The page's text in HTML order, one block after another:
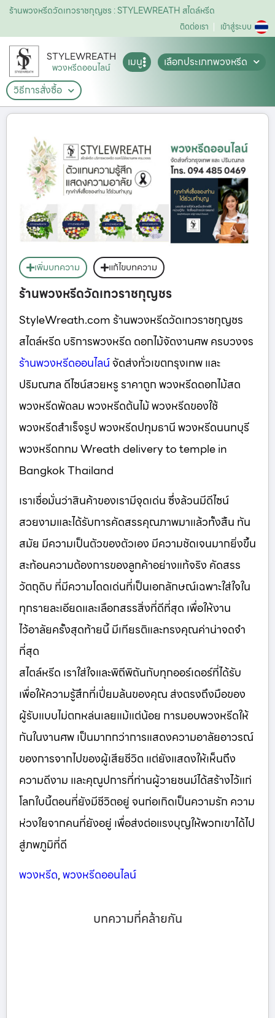
ร้านพวงหรีดวัดเทวราชกุญชร : STYLEWREATH สไตล์หรีด
ติดต่อเรา เข้าสู่ระบบ
STYLEWREATH
พวงหรีดออนไลน์ เมนู
เลือกประเภทพวงหรีด
วิธีการสั่งซื้อ
เพิ่มบทความ แก้ไขบทความ
ร้านพวงหรีดวัดเทวราชกุญชร
StyleWreath.com ร้านพวงหรีดวัดเทวราชกุญชร
สไตล์หรีด บริการพวงหรีด ดอกไม้จัดงานศพ ครบวงจร
ร้านพวงหรีดออนไลน์จัดส่งทั่วเขตกรุงเทพ และ
ปริมณฑล ดีไซน์สวยหรู ราคาถูก พวงหรีดดอกไม้สด
พวงหรีดพัดลม พวงหรีดต้นไม้ พวงหรีดของใช้
พวงหรีดสำเร็จรูป พวงหรีดปทุมธานี พวงหรีดนนทบุรี
พวงหรีดกทม Wreath delivery to temple in
Bangkok Thailand
เราเชื่อมั่นว่าสินค้าของเรามีจุดเด่น ซึ่งล้วนมีดีไซน์
สวยงามและได้รับการคัดสรรคุณภาพมาแล้วทั้งสิ้น ทัน
สมัย มีความเป็นตัวของตัวเอง มีความชัดเจนมากยิ่งขึ้น
สะท้อนความต้องการของลูกค้าอย่างแท้จริง คัดสรร
วัตถุดิบ ที่มีความโดดเด่นที่เป็นเอกลักษณ์เฉพาะใส่ใจใน
ทุกรายละเอียดและเลือกสรรสิ่งที่ดีที่สุด เพื่อให้งาน
ไว้อาลัยครั้งสุดท้ายนี้ มีเกียรติและทรงคุณค่าน่าจดจำ
ที่สุด
สไตล์หรีด เราใส่ใจและพิถีพิถันกับทุกออร์เดอร์ที่ได้รับ
เพื่อให้ความรู้สึกที่เปี่ยมล้นของคุณ ส่งตรงถึงมือของ
ผู้รับแบบไม่ตกหล่นเลยแม้แต่น้อย การมอบพวงหรีดให้
กันในงานศพ เป็นมากกว่าการแสดงความอาลัยอาวรณ์
ของการจากไปของผู้เสียชีวิต แต่ยังแสดงให้เห็นถึง
ความดีงาม และคุณูปการที่ท่านผู้วายชนม์ได้สร้างไว้แก่
โลกใบนี้ตอนที่ยังมีชีวิตอยู่ จนก่อเกิดเป็นความรัก ความ
ห่วงใยจากคนที่ยังอยู่ เพื่อส่งต่อแรงบุญให้พวกเขาได้ไป
สู่ภพภูมิที่ดี
พวงหรีด,พวงหรีดออนไลน์
บทความที่คล้ายกัน